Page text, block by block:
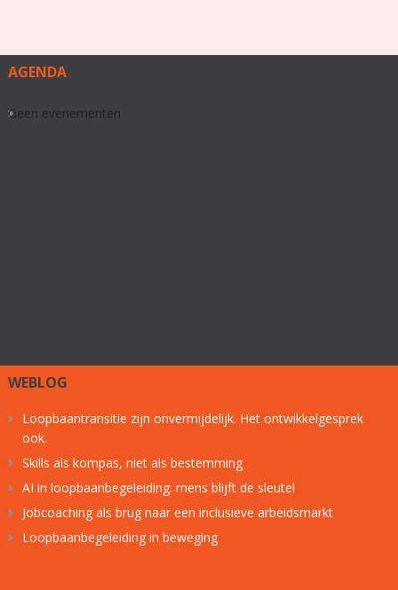
AGENDA
Geen evenementen
WEBLOG
Loopbaantransitie zijn onvermijdelijk. Het ontwikkelgesprek
ook.
Skills als kompas, niet als bestemming
AI in loopbaanbegeleiding: mens blijft de sleutel
Jobcoaching als brug naar een inclusieve arbeidsmarkt
Loopbaanbegeleiding in beweging